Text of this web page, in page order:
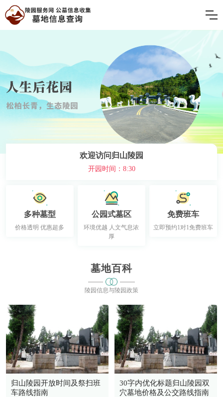
欢迎访问归山陵园
开园时间：8:30
多种墓型
价格透明 优惠超多
公园式墓区
环境优越 人文气息浓
厚
免费班车
立即预约1对1免费班车
墓地百科
陵园信息与陵园政策
归山陵园开放时间及祭扫班
车路线指南
30字内优化标题归山陵园双
穴墓地价格及公交路线指南